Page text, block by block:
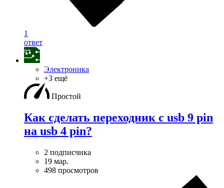
1
ответ
Электроника
+3 ещё
Простой
Как сделать переходник с usb 9 pin
на usb 4 pin?
2 подписчика
19 мар.
498 просмотров